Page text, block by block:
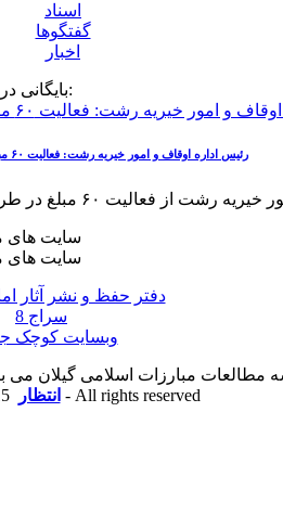
اسناد
گفتگوها
اخبار
بایگانی در تاریخ:
رئیس اداره اوقاف و امور خیریه رشت: فعالیت ۶۰ مبلغ در طرح نشاط معنوی بقاع متبرکه رشت
سایت های
سایت های
دفتر حفظ و نشر آثار
سراج 8
وبسایت کوچک
مبارزات اسلامی گیلان می
انتظار 2015-2016 - All rights reserved